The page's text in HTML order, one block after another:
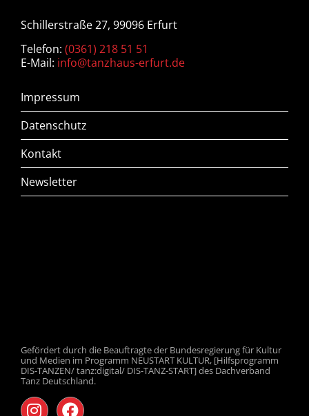
Schillerstraße 27, 99096 Erfurt
Telefon: (0361) 218 51 51
E-Mail: info@tanzhaus-erfurt.de
Impressum
Datenschutz
Kontakt
Newsletter
Gefördert durch die Beauftragte der Bundesregierung für Kultur
und Medien im Programm NEUSTART KULTUR, [Hilfsprogramm
DIS-TANZEN/ tanz:digital/ DIS-TANZ-START] des Dachverband
Tanz Deutschland.